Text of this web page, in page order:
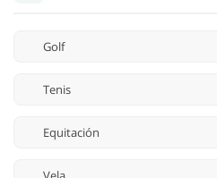
Golf
Tenis
Equitación